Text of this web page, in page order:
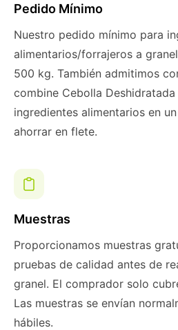
Pedido Mínimo
Nuestro pedido mínimo para
alimentarios/forrajeros a
500 kg. También admitimos
combine Cebolla
ingredientes alimentarios en
ahorrar en flete.
Muestras
Proporcionamos muestras
pruebas de calidad antes de
granel. El comprador solo
Las muestras se envían
hábiles.